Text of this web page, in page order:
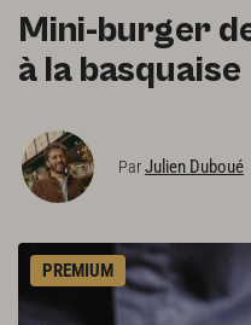
Mini-burger
à la basquaise
ParJulien Duboué
PREMIUM